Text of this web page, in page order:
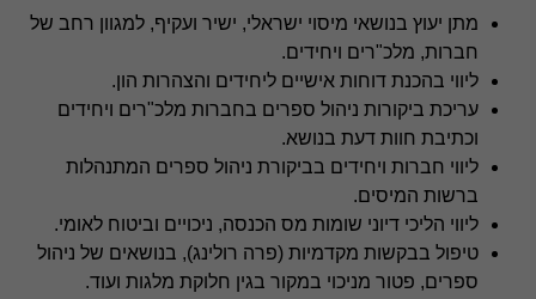
מס במטבעות וירטואליים בישראל
מיסוי נאמנויות
עידוד השקעות הון
מיסוי פרט
מתן יעוץ בנושאי מיסוי ישראלי, ישיר ועקיף, למגוון רחב של
חברות, מלכ"רים ויחידים.
ליווי בהכנת דוחות אישיים ליחידים והצהרות הון.
עריכת ביקורות ניהול ספרים בחברות מלכ"רים ויחידים
וכתיבת חוות דעת בנושא.
ליווי חברות ויחידים בביקורת ניהול ספרים המתנהלות
ברשות המיסים.
ליווי הליכי דיוני שומות מס הכנסה, ניכויים וביטוח לאומי.
טיפול בבקשות מקדמיות (פרה רולינג), בנושאים של ניהול
ספרים, פטור מניכוי במקור בגין חלוקת מלגות ועוד.